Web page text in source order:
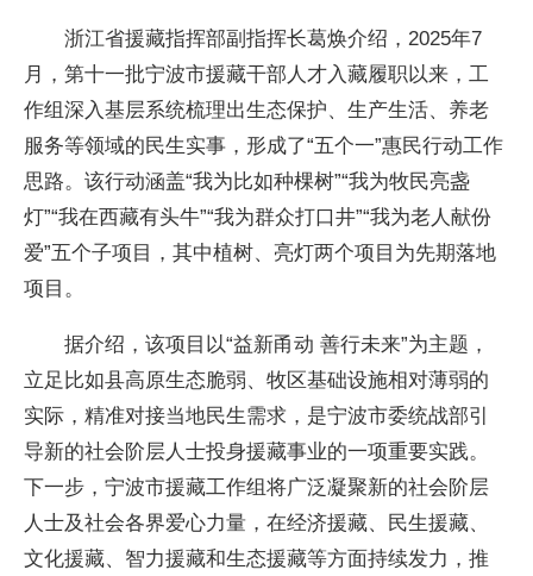
浙江省援藏指挥部副指挥长葛焕介绍，2025年7
月，第十一批宁波市援藏干部人才入藏履职以来，工
作组深入基层系统梳理出生态保护、生产生活、养老
服务等领域的民生实事，形成了“五个一”惠民行动工作
思路。该行动涵盖“我为比如种棵树”“我为牧民亮盏
灯”“我在西藏有头牛”“我为群众打口井”“我为老人献份
爱”五个子项目，其中植树、亮灯两个项目为先期落地
项目。
据介绍，该项目以“益新甬动 善行未来”为主题，
立足比如县高原生态脆弱、牧区基础设施相对薄弱的
实际，精准对接当地民生需求，是宁波市委统战部引
导新的社会阶层人士投身援藏事业的一项重要实践。
下一步，宁波市援藏工作组将广泛凝聚新的社会阶层
人士及社会各界爱心力量，在经济援藏、民生援藏、
文化援藏、智力援藏和生态援藏等方面持续发力，推